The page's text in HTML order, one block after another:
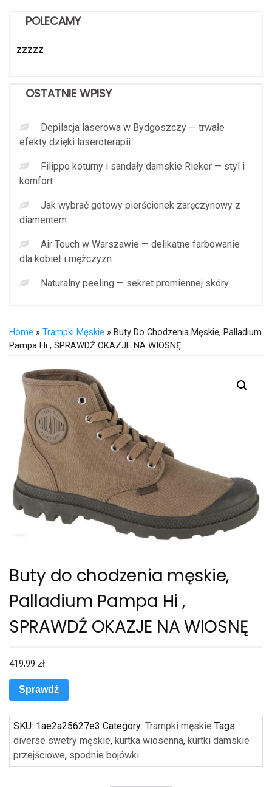
POLECAMY
zzzzz
OSTATNIE WPISY
Depilacja laserowa w Bydgoszczy — trwałe
efekty dzięki laseroterapii
Filippo koturny i sandały damskie Rieker — styl i
komfort
Jak wybrać gotowy pierścionek zaręczynowy z
diamentem
Air Touch w Warszawie — delikatne farbowanie
dla kobiet i mężczyzn
Naturalny peeling — sekret promiennej skóry
Home » Trampki Męskie » Buty Do Chodzenia Męskie, Palladium
Pampa Hi , SPRAWDŹ OKAZJE NA WIOSNĘ
Buty do chodzenia męskie,
Palladium Pampa Hi ,
SPRAWDŹ OKAZJE NA WIOSNĘ
419,99 zł
Sprawdź
SKU: 1ae2a25627e3 Category: Trampki męskie Tags:
diverse swetry męskie, kurtka wiosenna, kurtki damskie
przejściowe, spodnie bojówki